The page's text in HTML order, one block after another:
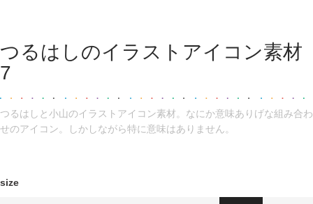
つるはしのイラストアイコン素材
7
つるはしと小山のイラストアイコン素材。なにか意味ありげな組み合わ
せのアイコン。しかしながら特に意味はありません。
size